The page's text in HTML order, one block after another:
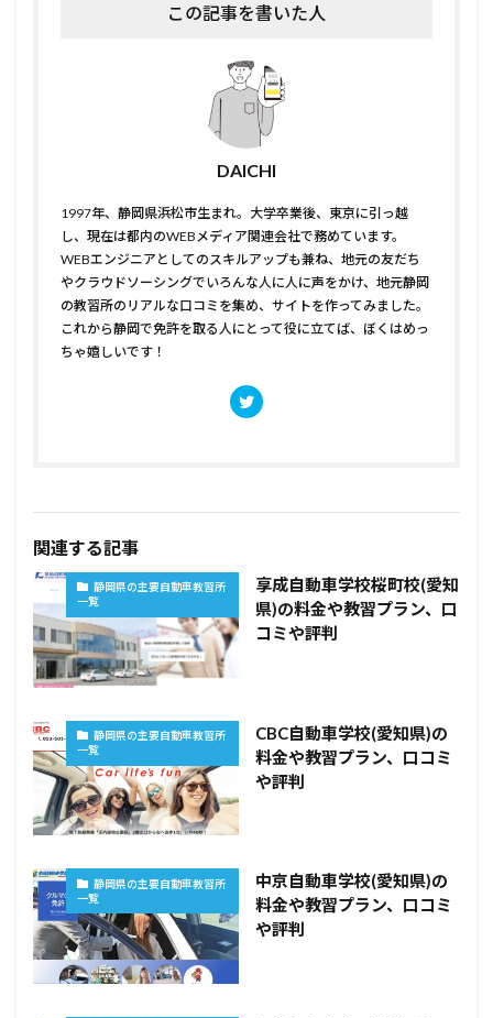
この記事を書いた人
DAICHI
1997年、静岡県浜松市生まれ。大学卒業後、東京に引っ越
し、現在は都内のWEBメディア関連会社で務めています。
WEBエンジニアとしてのスキルアップも兼ね、地元の友だち
やクラウドソーシングでいろんな人に人に声をかけ、地元静岡
の教習所のリアルな口コミを集め、サイトを作ってみました。
これから静岡で免許を取る人にとって役に立てば、ぼくはめっ
ちゃ嬉しいです！
関連する記事
静岡県の主要自動車教習所
一覧
享成自動車学校桜町校(愛知
県)の料金や教習プラン、口
コミや評判
静岡県の主要自動車教習所
一覧
CBC自動車学校(愛知県)の
料金や教習プラン、口コミ
や評判
静岡県の主要自動車教習所
一覧
中京自動車学校(愛知県)の
料金や教習プラン、口コミ
や評判